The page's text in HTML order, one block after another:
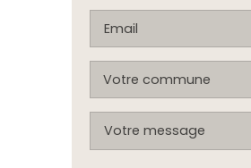
Email
Votre commune
Votre message